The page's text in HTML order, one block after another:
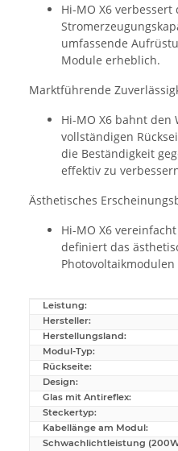
Hi-MO X6 verbessert
umfassende
Module erheblich.
Marktführende
Hi-MO X6 bahnt
vollständigen
die Beständigkeit
effektiv zu
Ästhetisches
Hi-MO X6
definiert das
Photovoltaikmodulen
Produkteigenschaft
Wert
Leistung:
Hersteller:
Herstellungsland:
Modul-Typ:
Rückseite:
Design:
Glas mit Antireflex:
Steckertyp:
Kabellänge am Modul:
Schwachlichtleistung